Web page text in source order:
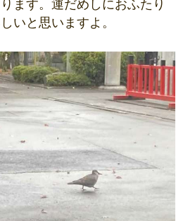
ます。運だめしにおふたり
いと思いますよ。